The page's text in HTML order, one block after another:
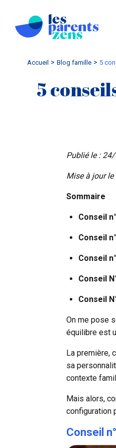
Accueil blog famille 5
5
Publié le :
Mise à jour
Sommaire
Conseil
Conseil
Conseil
Conseil
Conseil
On me pose
équilibre est
La première,
sa
contexte
Mais alors,
configuration
Conseil